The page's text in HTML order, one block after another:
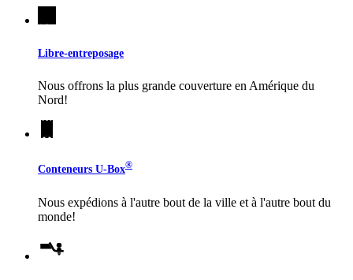
Libre-entreposage
Nous offrons la plus grande couverture en Amérique du
Nord!
Conteneurs U-Box®
Nous expédions à l'autre bout de la ville et à l'autre bout du
monde!